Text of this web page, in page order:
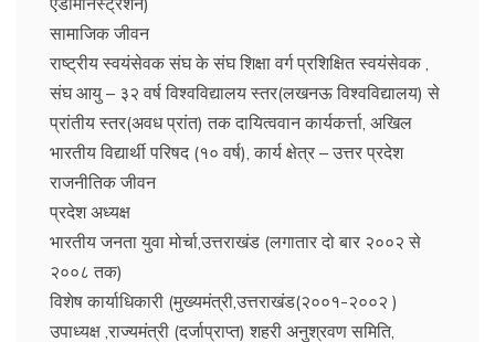
सामाजिक जीवन
राष्ट्रीय स्वयंसेवक संघ के संघ शिक्षा वर्ग प्रशिक्षित स्वयंसेवक ,
संघ आयु – ३२ वर्ष विश्वविद्यालय स्तर(लखनऊ विश्वविद्यालय) से
प्रांतीय स्तर(अवध प्रांत) तक दायित्ववान कार्यकर्त्ता, अखिल
भारतीय विद्यार्थी परिषद (१० वर्ष), कार्य क्षेत्र – उत्तर प्रदेश
राजनीतिक जीवन
प्रदेश अध्यक्ष
भारतीय जनता युवा मोर्चा,उत्तराखंड (लगातार दो बार २००२ से
२००८ तक)
विशेष कार्याधिकारी (मुख्यमंत्री,उत्तराखंड(२००१-२००२ )
उपाध्यक्ष ,राज्यमंत्री (दर्जाप्राप्त) शहरी अनुश्रवण समिति,